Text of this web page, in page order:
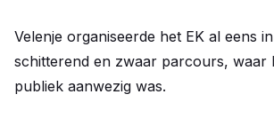
Velenje organiseerde het EK al eens
schitterend en zwaar parcours, waar
publiek aanwezig was.